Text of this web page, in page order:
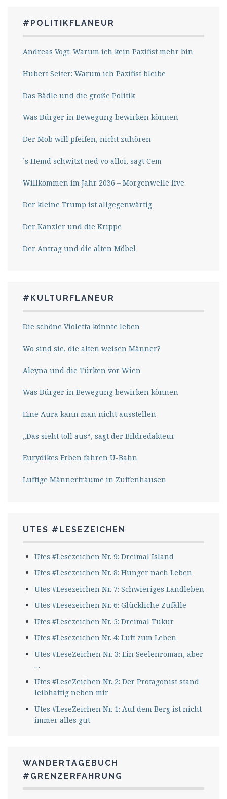
#POLITIKFLANEUR
Andreas Vogt: Warum ich kein Pazifist mehr bin
Hubert Seiter: Warum ich Pazifist bleibe
Das Bädle und die große Politik
Was Bürger in Bewegung bewirken können
Der Mob will pfeifen, nicht zuhören
´s Hemd schwitzt ned vo alloi, sagt Cem
Willkommen im Jahr 2036 – Morgenwelle live
Der kleine Trump ist allgegenwärtig
Der Kanzler und die Krippe
Der Antrag und die alten Möbel
#KULTURFLANEUR
Die schöne Violetta könnte leben
Wo sind sie, die alten weisen Männer?
Aleyna und die Türken vor Wien
Was Bürger in Bewegung bewirken können
Eine Aura kann man nicht ausstellen
„Das sieht toll aus“, sagt der Bildredakteur
Eurydikes Erben fahren U-Bahn
Luftige Männerträume in Zuffenhausen
UTES #LESEZEICHEN
Utes #Lesezeichen Nr. 9: Dreimal Island
Utes #Lesezeichen Nr. 8: Hunger nach Leben
Utes #Lesezeichen Nr. 7: Schwieriges Landleben
Utes #Lesezeichen Nr. 6: Glückliche Zufälle
Utes #Lesezeichen Nr. 5: Dreimal Tukur
Utes #Lesezeichen Nr. 4: Luft zum Leben
Utes #LeseZeichen Nr. 3: Ein Seelenroman, aber
…
Utes #LeseZeichen Nr. 2: Der Protagonist stand
leibhaftig neben mir
Utes #LeseZeichen Nr. 1: Auf dem Berg ist nicht
immer alles gut
WANDERTAGEBUCH
#GRENZERFAHRUNG